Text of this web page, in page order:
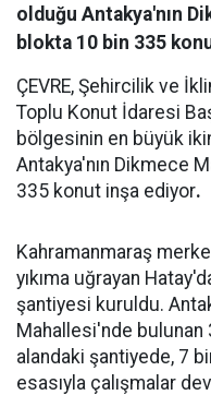
olduğu Antakya'nın
blokta 10 bin 335
ÇEVRE, Şehircilik ve
Toplu Konut İdaresi
bölgesinin en büyük
Antakya'nın Dikmece
335 konut inşa ediyor.
Kahramanmaraş
yıkıma uğrayan
şantiyesi kuruldu.
Mahallesi'nde
alandaki şantiyede, 7
esasıyla çalışmalar